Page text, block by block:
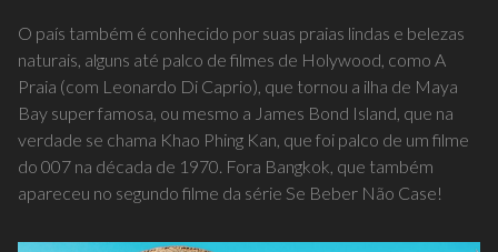
O país também é conhecido por suas praias lindas e belezas
naturais, alguns até palco de filmes de Holywood, como A
Praia (com Leonardo Di Caprio), que tornou a ilha de Maya
Bay super famosa, ou mesmo a James Bond Island, que na
verdade se chama Khao Phing Kan, que foi palco de um filme
do 007 na década de 1970. Fora Bangkok, que também
apareceu no segundo filme da série Se Beber Não Case!